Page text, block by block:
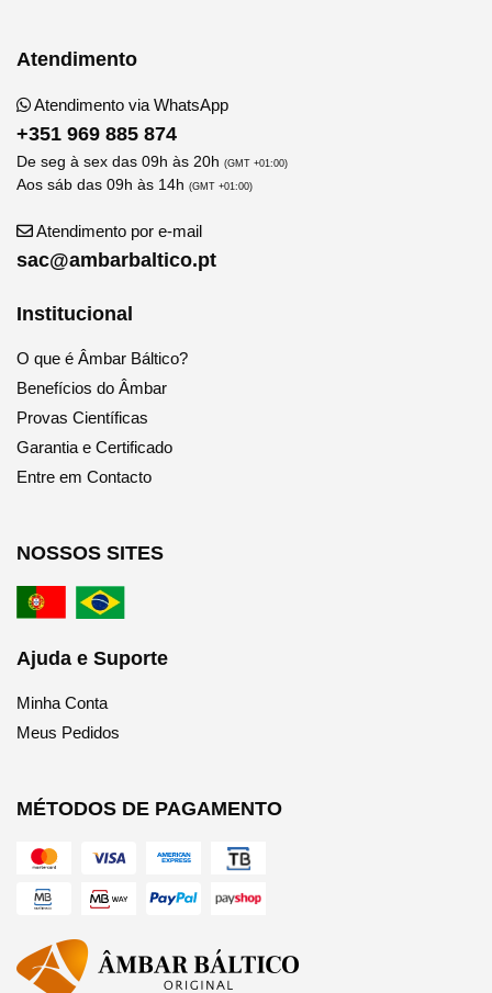
Atendimento
Atendimento via WhatsApp
+351 969 885 874
De seg à sex das 09h às 20h (GMT +01:00)
Aos sáb das 09h às 14h (GMT +01:00)
Atendimento por e-mail
sac@ambarbaltico.pt
Institucional
O que é Âmbar Báltico?
Benefícios do Âmbar
Provas Científicas
Garantia e Certificado
Entre em Contacto
NOSSOS SITES
Ajuda e Suporte
Minha Conta
Meus Pedidos
MÉTODOS DE PAGAMENTO